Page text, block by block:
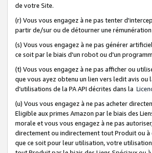
de votre Site.
(r) Vous vous engagez à ne pas tenter
partir de/sur ou de détourner une
(s) Vous vous engagez à ne pas générer
ce soit par le biais d'un robot ou d'un
(t) Vous vous engagez à ne pas afficher ou
que vous ayez obtenu un lien vers ledit avis ou
d’utilisations de la PA API décrites dans la
(u) Vous vous engagez à ne pas acheter
Eligible aux primes Amazon par le biais des
morale et vous vous engagez à ne pas
directement ou indirectement tout Produit ou à
que ce soit pour leur utilisation, votre